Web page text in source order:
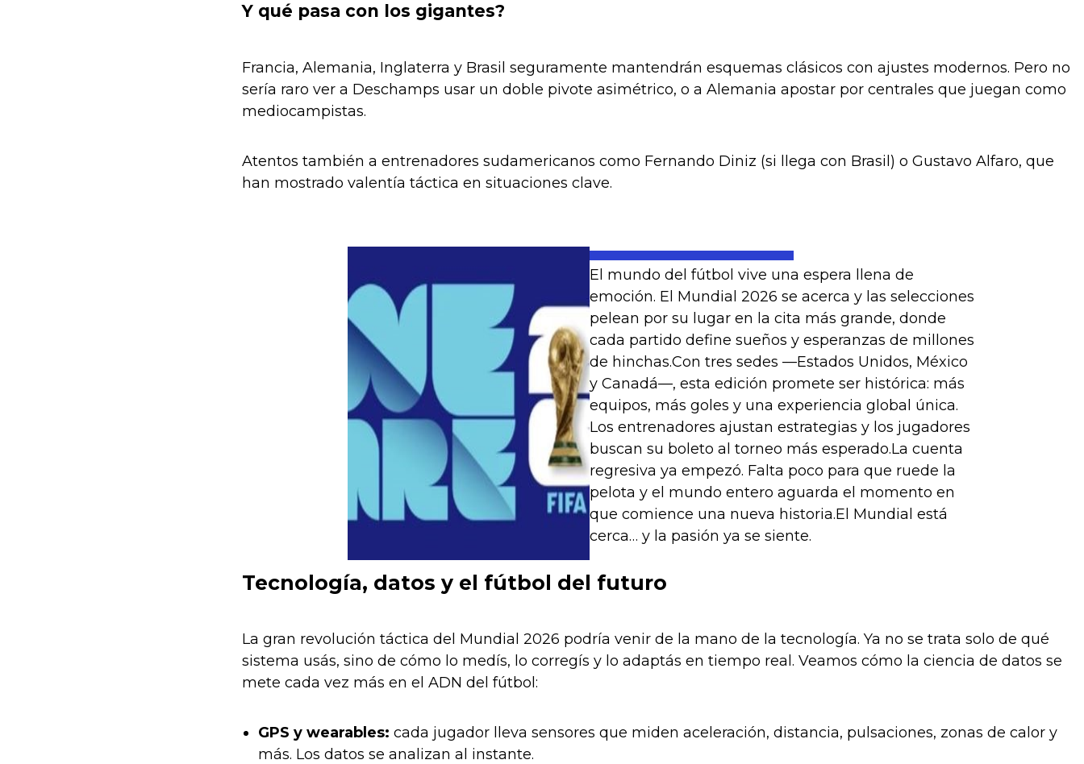
Y qué pasa con los gigantes?
Francia, Alemania, Inglaterra y Brasil seguramente mantendrán esquemas clásicos con ajustes modernos. Pero no
sería raro ver a Deschamps usar un doble pivote asimétrico, o a Alemania apostar por centrales que juegan como
mediocampistas.
Atentos también a entrenadores sudamericanos como Fernando Diniz (si llega con Brasil) o Gustavo Alfaro, que
han mostrado valentía táctica en situaciones clave.
El mundo del fútbol vive una espera llena de
emoción. El Mundial 2026 se acerca y las selecciones
pelean por su lugar en la cita más grande, donde
cada partido define sueños y esperanzas de millones
de hinchas.Con tres sedes —Estados Unidos, México
y Canadá—, esta edición promete ser histórica: más
equipos, más goles y una experiencia global única.
Los entrenadores ajustan estrategias y los jugadores
buscan su boleto al torneo más esperado.La cuenta
regresiva ya empezó. Falta poco para que ruede la
pelota y el mundo entero aguarda el momento en
que comience una nueva historia.El Mundial está
cerca… y la pasión ya se siente.
Tecnología, datos y el fútbol del futuro
La gran revolución táctica del Mundial 2026 podría venir de la mano de la tecnología. Ya no se trata solo de qué
sistema usás, sino de cómo lo medís, lo corregís y lo adaptás en tiempo real. Veamos cómo la ciencia de datos se
mete cada vez más en el ADN del fútbol:
GPS y wearables: cada jugador lleva sensores que miden aceleración, distancia, pulsaciones, zonas de calor y
más. Los datos se analizan al instante.